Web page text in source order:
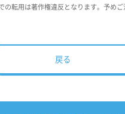
の転用は著作権違反となります。予めご
戻る